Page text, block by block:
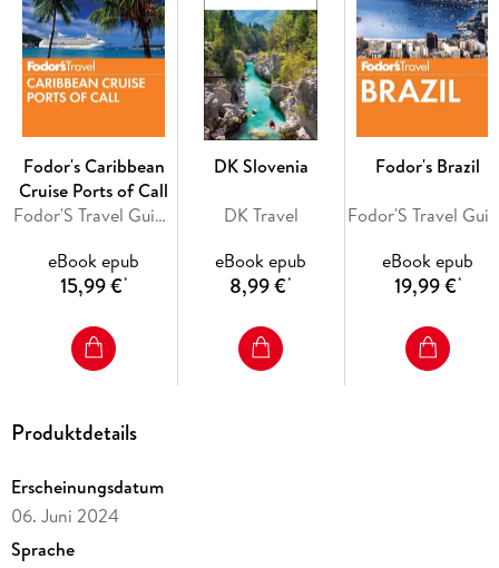
- Our pick of Umbria's
must-sees and top experiences
Beautiful photography and detailed illustrations,taking you
to the heart of Umbria
- The best spots to
eat, drink, shop and stay
Detailed maps and walksthat make navigating the region
easy
- Easy-to-followitineraries
-Expert advice: get ready, get around and stay safe
-Colour-coded chapters
to each part of Umbria
you go
DK Eyewitness's highly visual guides show you what others
only tell you, with easy-to-read maps, tips, and tours to
inform and enrich your trip. Want to explore more of Italy?
Fodor's Caribbean
Cruise Ports of Call
Fodor'S Travel Guides
eBook epub
15,99 €*
DK Slovenia
DK Travel
eBook epub
8,99 €*
Fodor's Brazil
eBook epub
19,99 €*
Produktdetails
Erscheinungsdatum
06. Juni 2024
Sprache